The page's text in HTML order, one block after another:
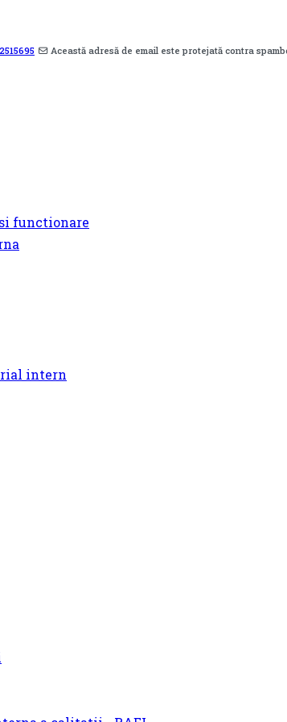
Această adresă de email este protejată contra
functionare
intern